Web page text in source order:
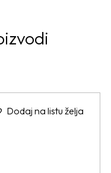
Dodaj na listu želja